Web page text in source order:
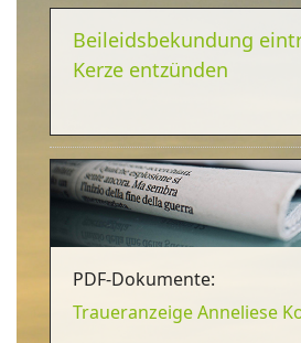
Beileidsbekundung
Kerze entzünden
PDF-Dokumente:
Traueranzeige Anneliese